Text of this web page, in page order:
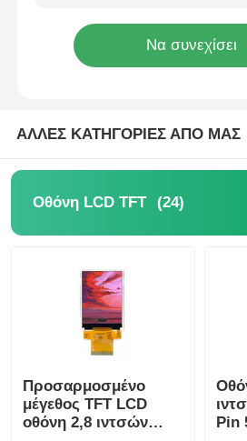
ΑΛΛΕΣ ΚΑΤΗΓΟΡΙΕΣ ΑΠΟ ΜΑΣ
Οθόνη LCD TFT (24)
Προσαρμοσμένο
μέγεθος TFT LCD
οθόνη 2,8 ιντσών
Pin